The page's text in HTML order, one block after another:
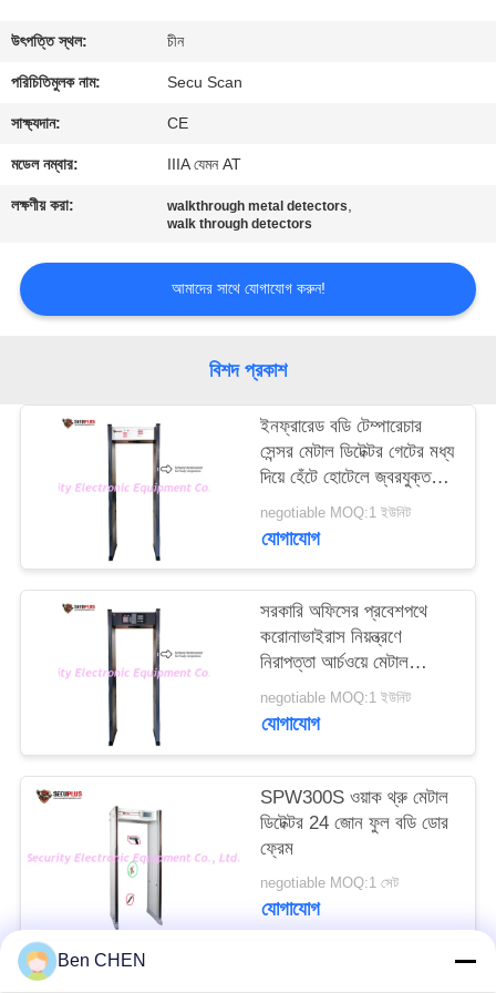
যোগাযোগ
করুন
খবর
উদ্ধৃতির
জন্য
সাইট
PRIVACY
POLICY
উৎপত্তি স্থল: চীন
পরিচিতিমুলক নাম: Secu Scan
সাক্ষ্যদান: CE
মডেল নম্বার: IIIA যেমন AT
লক্ষণীয় করা: walkthrough metal detectors,
walk through detectors
আমাদের সাথে যোগাযোগ করুন!
বিশদ প্রকাশ
ইনফ্রারেড বডি টেম্পারেচার
সেন্সর মেটাল ডিটেক্টর গেটের মধ্য
দিয়ে হেঁটে হোটেলে জ্বরযুক্ত
ব্যক্তিকে পরীক্ষা করে
negotiable MOQ:1 ইউনিট
যোগাযোগ
সরকারি অফিসের প্রবেশপথে
করোনাভাইরাস নিয়ন্ত্রণে
নিরাপত্তা আর্চওয়ে মেটাল
ডিটেক্টর এবং মানুষের তাপমাত্রা
সনাক্তকরণ
negotiable MOQ:1 ইউনিট
যোগাযোগ
SPW300S ওয়াক থ্রু মেটাল
ডিটেক্টর 24 জোন ফুল বডি ডোর
ফ্রেম
negotiable MOQ:1 সেট
যোগাযোগ
Ben CHEN